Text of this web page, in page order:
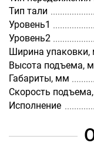
Тип тали
Уровень1
Уровень2
Ширина упаковки,
Высота подъема, м
Габариты, мм
Скорость
Исполнение